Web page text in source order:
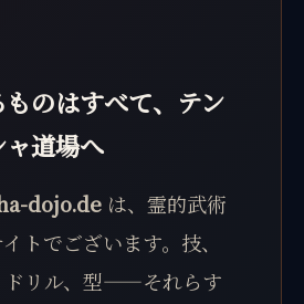
のはすべて、テン
道場へ
dojo.de は、霊的武術
トでございます。技、
ドリル、型——それらす